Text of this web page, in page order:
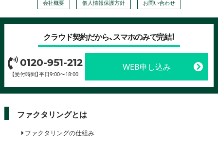
会社概要 個人情報保護方針 お問い合わせ
クラウド契約だから、スマホのみで完結！
0120-951-212
【受付時間】平日9:00〜18:00
WEB申し込み
ファクタリングとは
ファクタリングの仕組み